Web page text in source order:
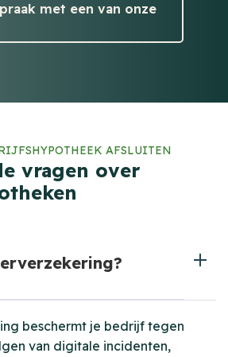
met een van onze
AFSLUITEN
vragen over
beschermt je bedrijf tegen
van digitale incidenten,